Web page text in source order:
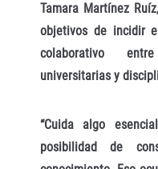
Tamara Martínez
objetivos de incidir
colaborativo
universitarias y
“Cuida algo
posibilidad de